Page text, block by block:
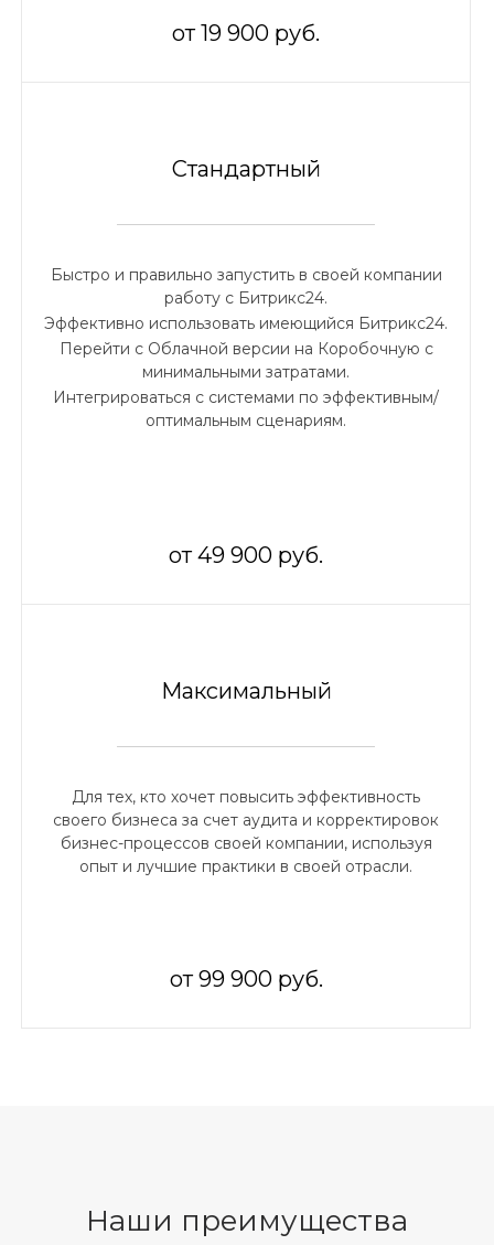
от 19 900 руб.
Стандартный
Быстро и правильно запустить в своей компании
работу с Битрикс24.
Эффективно использовать имеющийся Битрикс24.
Перейти с Облачной версии на Коробочную с
минимальными затратами.
Интегрироваться с системами по эффективным/
оптимальным сценариям.
от 49 900 руб.
Максимальный
Для тех, кто хочет повысить эффективность
своего бизнеса за счет аудита и корректировок
бизнес-процессов своей компании, используя
опыт и лучшие практики в своей отрасли.
от 99 900 руб.
Наши преимущества